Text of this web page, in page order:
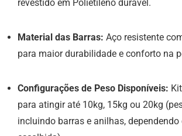
revestido em Polietileno durável.
Material das Barras: Aço resistente
para maior durabilidade e conforto na
Configurações de Peso Disponíveis:
para atingir até 10kg, 15kg ou 20kg
incluindo barras e anilhas, dependendo